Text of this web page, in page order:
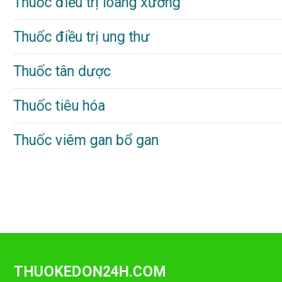
Thuốc điều trị ung thư
Thuốc tân dược
Thuốc tiêu hóa
Thuốc viêm gan bổ gan
THUOKEDON24H.COM